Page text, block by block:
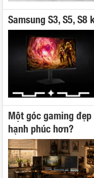
Samsung S3, S5,
Một góc gaming
hạnh phúc hơn?